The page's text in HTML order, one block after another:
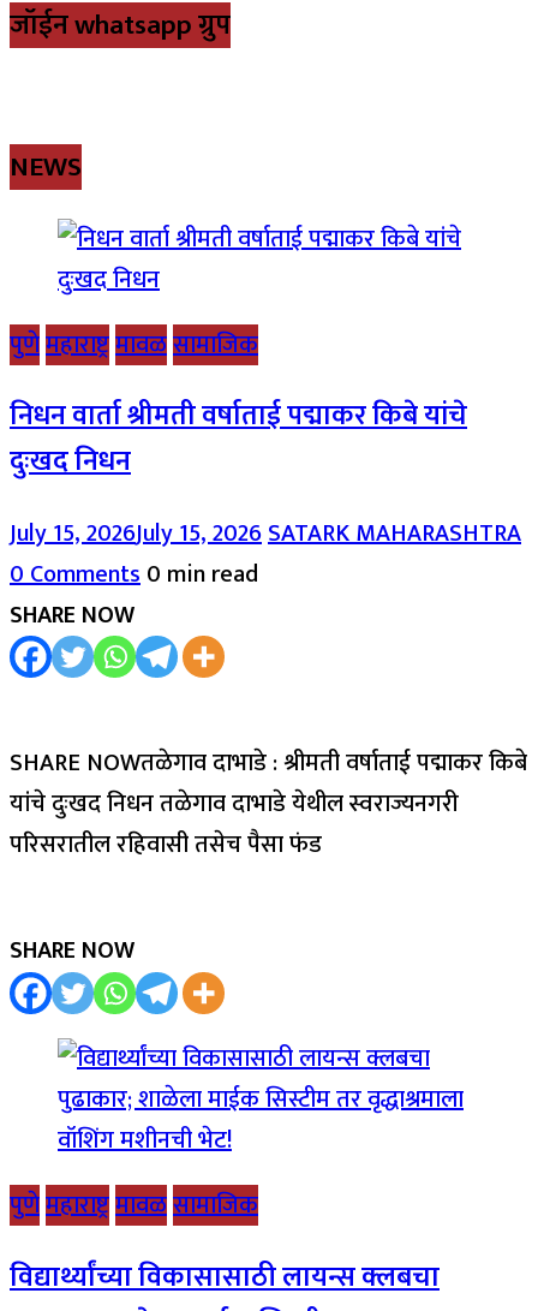
जॉईन whatsapp ग्रुप
NEWS
पुणेमहाराष्ट्रमावळसामाजिक
निधन वार्ता श्रीमती वर्षाताई पद्माकर किबे यांचे
दुःखद निधन
July 15, 2026July 15, 2026SATARK MAHARASHTRA
0 Comments0 min read
SHARE NOW
SHARE NOWतळेगाव दाभाडे : श्रीमती वर्षाताई पद्माकर किबे
यांचे दुःखद निधन तळेगाव दाभाडे येथील स्वराज्यनगरी
परिसरातील रहिवासी तसेच पैसा फंड
SHARE NOW
पुणेमहाराष्ट्रमावळसामाजिक
विद्यार्थ्यांच्या विकासासाठी लायन्स क्लबचा